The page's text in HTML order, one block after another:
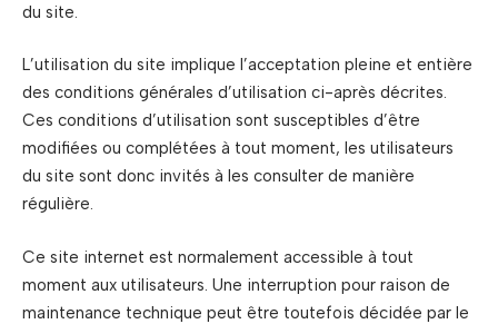
du site.
L’utilisation du site implique l’acceptation pleine et entière
des conditions générales d’utilisation ci-après décrites.
Ces conditions d’utilisation sont susceptibles d’être
modifiées ou complétées à tout moment, les utilisateurs
du site sont donc invités à les consulter de manière
régulière.
Ce site internet est normalement accessible à tout
moment aux utilisateurs. Une interruption pour raison de
maintenance technique peut être toutefois décidée par le